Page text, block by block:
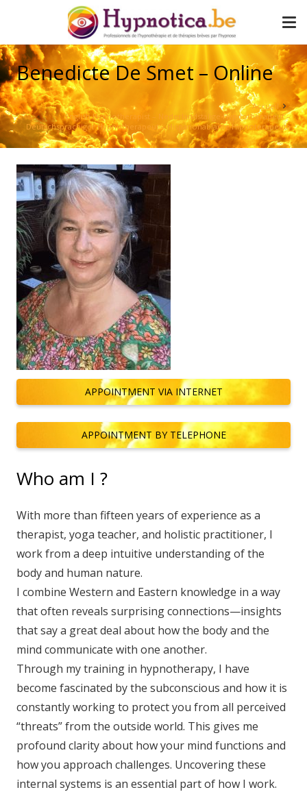
Benedicte De Smet – Online
Accueil
English Hypnotherapist – Nederlandstalige Hypnotherapeut –
Deutschsprachiger Hypnotherapeut – Hispanohablante Hipnoterapeuta
APPOINTMENT VIA INTERNET
APPOINTMENT BY TELEPHONE
Who am I ?
With more than fifteen years of experience as a
therapist, yoga teacher, and holistic practitioner, I
work from a deep intuitive understanding of the
body and human nature.
I combine Western and Eastern knowledge in a way
that often reveals surprising connections—insights
that say a great deal about how the body and the
mind communicate with one another.
Through my training in hypnotherapy, I have
become fascinated by the subconscious and how it is
constantly working to protect you from all perceived
“threats” from the outside world. This gives me
profound clarity about how your mind functions and
how you approach challenges. Uncovering these
internal systems is an essential part of how I work.